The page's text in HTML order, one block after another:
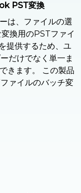
PST変換
は、ファイルの選
換用のPSTファイ
提供するため、ユ
だけでなく単一ま
きます。 この製品
ァイルのバッチ変